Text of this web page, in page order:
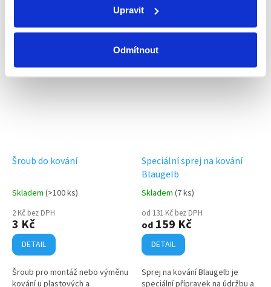
Upravit
Odmítnout
Související produkty
Šroub do kování
Skladem (>100 ks)
2 Kč bez DPH
3 Kč
DETAIL
Šroub pro montáž nebo výměnu
kování u plastových a
Speciální sprej na kování
Blaugelb
Skladem (7 ks)
od 131 Kč bez DPH
od 159 Kč
DETAIL
Sprej na kování Blaugelb je
speciální přípravek na údržbu a